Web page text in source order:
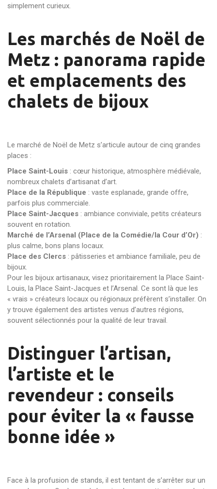
simplement curieux.
Les marchés de Noël de
Metz : panorama rapide
et emplacements des
chalets de bijoux
Le marché de Noël de Metz s’articule autour de cinq grandes
places :
Place Saint-Louis : cœur historique, atmosphère médiévale,
nombreux chalets d’artisanat d’art.
Place de la République : vaste esplanade, grande offre,
parfois plus commerciale.
Place Saint-Jacques : ambiance conviviale, petits créateurs
souvent en rotation.
Marché de l’Arsenal (Place de la Comédie/la Cour d’Or) :
plus calme, bons plans locaux.
Place des Clercs : pâtisseries et ambiance familiale, peu de
bijoux.
Pour les bijoux artisanaux, visez prioritairement la Place Saint-
Louis, la Place Saint-Jacques et l’Arsenal. Ce sont là que les
« vrais » créateurs locaux ou régionaux préfèrent s’installer. On
y trouve également des artistes venus d’autres régions,
souvent sélectionnés pour la qualité de leur travail.
Distinguer l’artisan,
l’artiste et le
revendeur : conseils
pour éviter la « fausse
bonne idée »
Face à la profusion de stands, il est tentant de s’arrêter sur un